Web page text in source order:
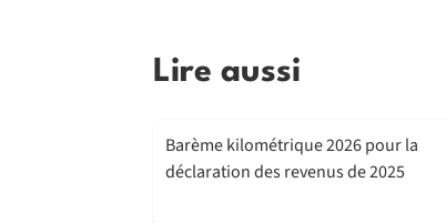
Lire aussi
Barème kilométrique 2026 pour la
déclaration des revenus de 2025